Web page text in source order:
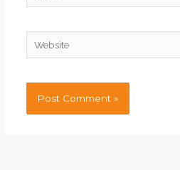
Website